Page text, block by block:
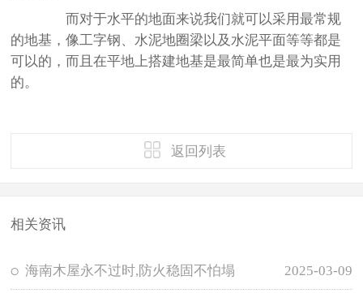
而对于水平的地面来说我们就可以采用最常规
的地基，像工字钢、水泥地圈梁以及水泥平面等等都是
可以的，而且在平地上搭建地基是最简单也是最为实用
的。
返回列表
相关资讯
海南木屋永不过时,防火稳固不怕塌 2025-03-09